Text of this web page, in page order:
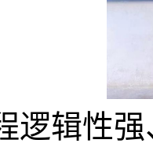
逻辑性